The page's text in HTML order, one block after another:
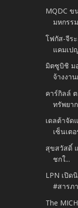
MQDC ข
มหกรร
โฟกัส-จีร
แคมเป
มิตซูบิชิ ม
จ้างงาน
คาร์กิลล์
ทรัพยา
เดลต้าจัด
เซ็นเตอ
สุขสวัสดิ์
ชกใ...
LPN เปิด
#สารภ
The